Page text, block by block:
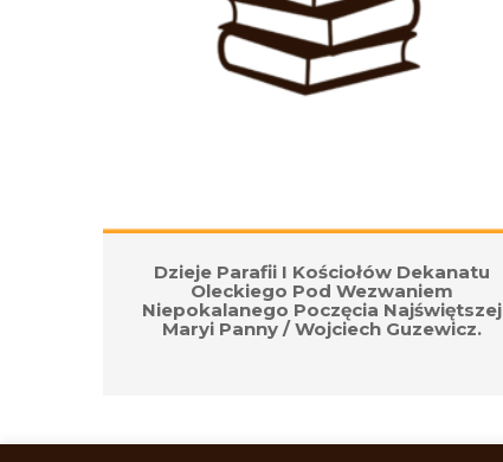
Dzieje Parafii I Kościołów Dekanatu
Oleckiego Pod Wezwaniem
Niepokalanego Poczęcia Najświętszej
Maryi Panny / Wojciech Guzewicz.